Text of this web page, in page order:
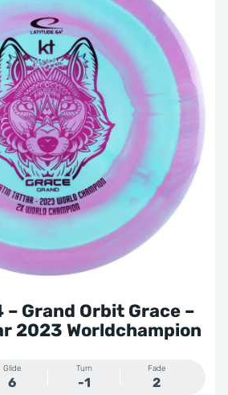
Grand Orbit Grace –
2023 Worldchampion
Glide
6
Turn
-1
Fade
2